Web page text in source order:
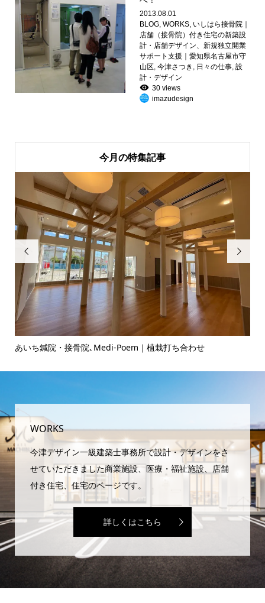
2013.08.01
BLOG,WORKS, いしはら接骨院｜
店舗（接骨院）付き住宅の新築設
計・店舗デザイン、新規独立開業
サポート支援｜愛知県名古屋市守
山区,今津さつき , 日々の仕事,設
計・デザイン
30 views
imazudesign
今月の特集記事

あいち鍼院・接骨院､Medi-Poem｜植栽打ち合わせ

WORKS
今津デザイン一級建築士事務所で設計・デザインをさ
せていただきました商業施設、医療・福祉施設、店舗
付き住宅、住宅のページです。
詳しくはこちら